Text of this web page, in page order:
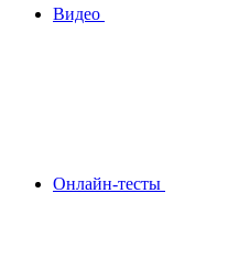
Видео
Онлайн-тесты